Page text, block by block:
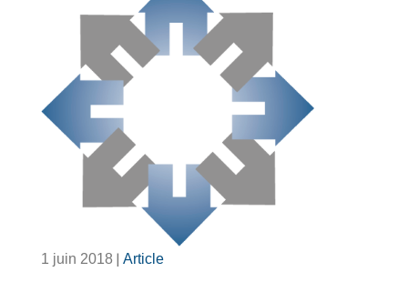
1 juin 2018 | Article